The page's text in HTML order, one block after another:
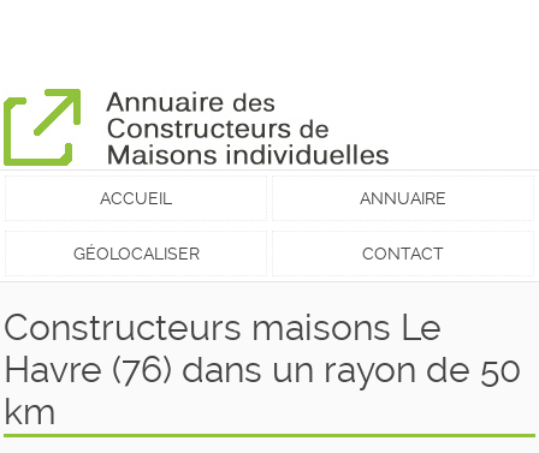
ACCUEIL ANNUAIRE
GÉOLOCALISER CONTACT
Constructeurs maisons Le
Havre (76) dans un rayon de 50
km